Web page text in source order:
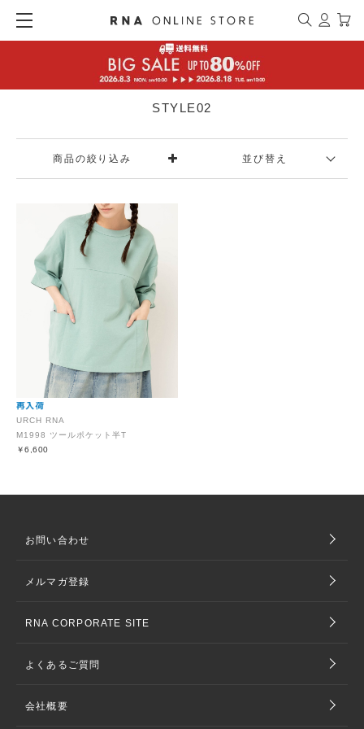
STYLE02
商品の絞り込み 並び替え
URCH RNA
M1998 ツールポケット半T
￥6,600
お問い合わせ
メルマガ登録
RNA CORPORATE SITE
よくあるご質問
会社概要